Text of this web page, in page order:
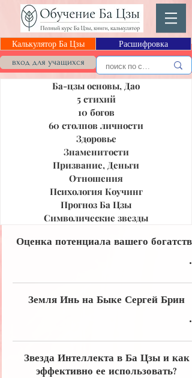
Калькулятор Ба Цзы Расшифровка
вход для учащихсяБлог Ба Цзы
Ба-цзы основы, Дао
5 стихий
10 богов
60 столпов личности
Здоровье
Знаменитости
Призвание, Деньги
Отношения
Психология Коучинг
Прогноз Ба Цзы
Символические звезды
Оценка потенциала вашего богатства
Земля Инь на Быке Сергей Брин
Звезда Интеллекта в Ба Цзы и как
эффективно ее использовать?